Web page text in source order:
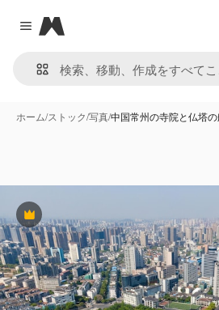
Close menu
Magnific
ホーム/ストック/写真/中国常州の寺院と仏塔
Premium